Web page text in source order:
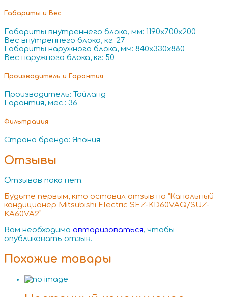
Габариты и Вес
Габариты внутреннего блока, мм: 1190x700x200
Вес внутреннего блока, кг: 27
Габариты наружного блока, мм: 840x330x880
Вес наружного блока, кг: 50
Производитель и Гарантия
Производитель: Тайланд
Гарантия, мес.: 36
Фильтрация
Страна бренда: Япония
Отзывы
Отзывов пока нет.
Будьте первым, кто оставил отзыв на “Канальный
кондиционер Mitsubishi Electric SEZ-KD60VAQ/SUZ-
KA60VA2”
Вам необходимо авторизоваться, чтобы
опубликовать отзыв.
Похожие товары